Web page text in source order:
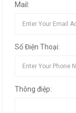
Mail:
Số Điện Thoại:
Thông điệp: